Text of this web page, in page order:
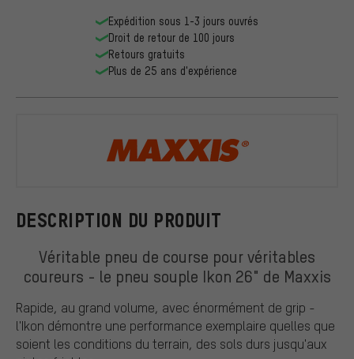
DESCRIPTION DU PRODUIT
Véritable pneu de course pour véritables
coureurs - le pneu souple Ikon 26" de Maxxis
Rapide, au grand volume, avec énormément de grip -
l'Ikon démontre une performance exemplaire quelles que
soient les conditions du terrain, des sols durs jusqu'aux
Expédition sous 1-3 jours ouvrés
Droit de retour de 100 jours
Retours gratuits
Plus de 25 ans d'expérience